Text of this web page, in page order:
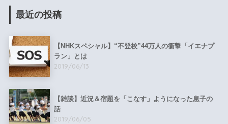
最近の投稿
【NHKスペシャル】“不登校”44万人の衝撃「イエナプ
ラン」とは
2019/06/13
【雑談】近況＆宿題を「こなす」ようになった息子の
話
2019/06/05